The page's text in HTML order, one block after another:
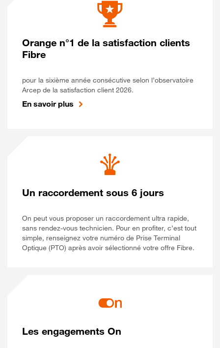
Orange n°1 de la satisfaction clients
Fibre
pour la sixième année consécutive selon l’observatoire
Arcep de la satisfaction client 2026.
En savoir plus
Un raccordement sous 6 jours
On peut vous proposer un raccordement ultra rapide,
sans rendez-vous technicien. Pour en profiter, c’est tout
simple, renseignez votre numéro de Prise Terminal
Optique (PTO) après avoir sélectionné votre offre Fibre.
Les engagements On